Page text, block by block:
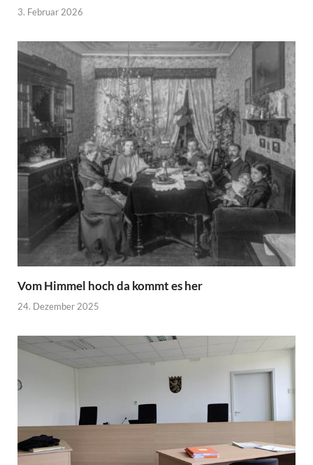
3. Februar 2026
Vom Himmel hoch da kommt es her
24. Dezember 2025